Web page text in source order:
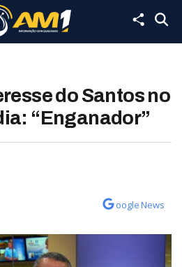
do Santos no
“Enganador”
oogle News